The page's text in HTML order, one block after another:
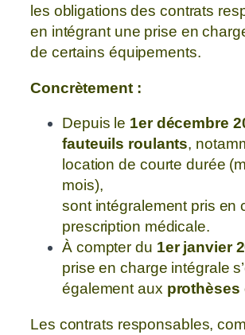
les obligations des contrats
en intégrant une prise en
de certains équipements.
Concrètement :
Depuis le 1er décembre
fauteuils roulants,
location de courte durée
mois),
sont intégralement pris en
prescription médicale.
À compter du 1er janvier
prise en charge intégrale
égalementaux prothèses
Les contrats responsables,